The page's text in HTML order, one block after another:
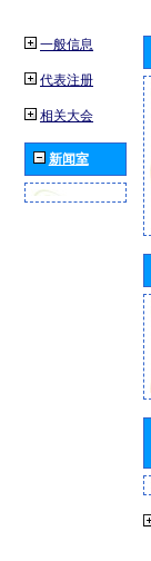
一般信息
代表注册
相关大会
新闻室